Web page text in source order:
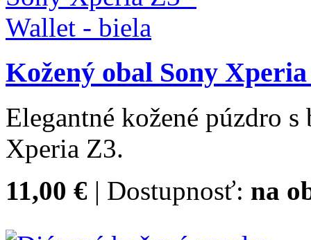
Kožený obal Sony
Elegantné kožené púzdro
Xperia Z3.
11,00 € | Dostupnosť: na